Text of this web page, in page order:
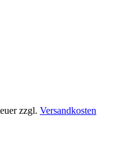
zzgl. Versandkosten